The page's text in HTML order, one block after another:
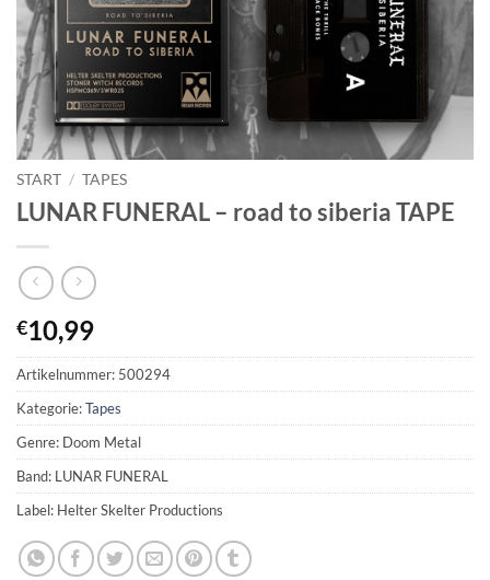
START / TAPES
LUNAR FUNERAL – road to siberia TAPE
€10,99
Artikelnummer: 500294
Kategorie:Tapes
Genre: Doom Metal
Band: LUNAR FUNERAL
Label: Helter Skelter Productions